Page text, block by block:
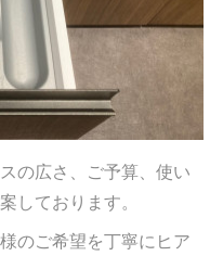
の広さ、ご予算、使い
しております。
のご希望を丁寧にヒア